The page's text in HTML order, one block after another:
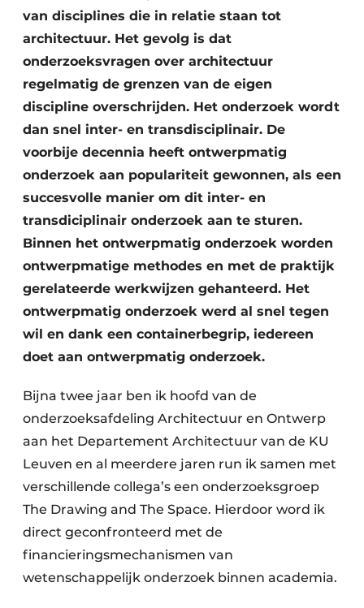
van disciplines die in relatie staan tot
architectuur. Het gevolg is dat
onderzoeksvragen over architectuur
regelmatig de grenzen van de eigen
discipline overschrijden. Het onderzoek wordt
dan snel inter- en transdisciplinair. De
voorbije decennia heeft ontwerpmatig
onderzoek aan populariteit gewonnen, als een
succesvolle manier om dit inter- en
transdiciplinair onderzoek aan te sturen.
Binnen het ontwerpmatig onderzoek worden
ontwerpmatige methodes en met de praktijk
gerelateerde werkwijzen gehanteerd. Het
ontwerpmatig onderzoek werd al snel tegen
wil en dank een containerbegrip, iedereen
doet aan ontwerpmatig onderzoek.
Bijna twee jaar ben ik hoofd van de
onderzoeksafdeling Architectuur en Ontwerp
aan het Departement Architectuur van de KU
Leuven en al meerdere jaren run ik samen met
verschillende collega’s een onderzoeksgroep
The Drawing and The Space. Hierdoor word ik
direct geconfronteerd met de
financieringsmechanismen van
wetenschappelijk onderzoek binnen academia.